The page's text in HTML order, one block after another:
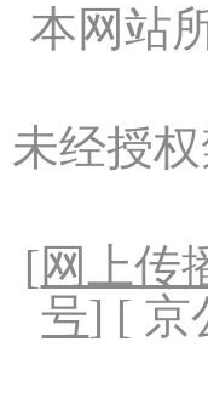
本网站
未经授
[网上传
号] [ 京